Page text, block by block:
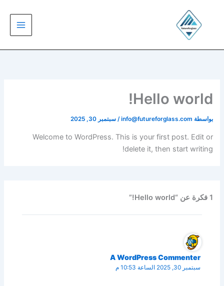
المحتوى
Hello world!
بواسطة info@futureforglass.com
/سبتمبر 30, 2025
Welcome to WordPress. This is your first post. Edit or
delete it, then start writing!
1 فكرة عن “Hello world!”
A WordPress Commenter
سبتمبر 30, 2025 الساعة 10:53 م